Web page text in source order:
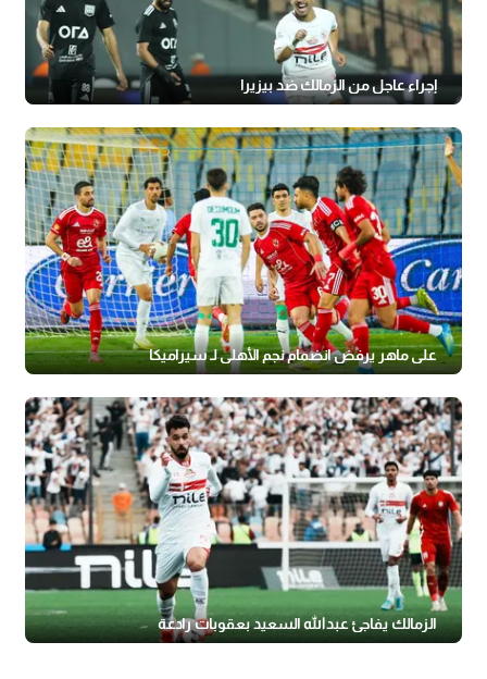
إجراء عاجل من الزمالك ضد بيزيرا
علي ماهر يرفض انضمام نجم الأهلي لـ سيراميكا
الزمالك يفاجئ عبدالله السعيد بعقوبات رادعة